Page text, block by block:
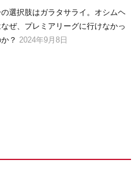
選択肢はガラタサライ。オシムヘ
なぜ、プレミアリーグに行けなかっ
？ 2024年9月8日